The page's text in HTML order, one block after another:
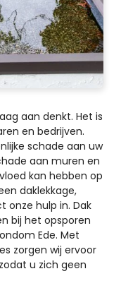
aan denkt. Het is
en bedrijven.
schade aan uw
aan muren en
kan hebben op
daklekkage,
onze hulp in. Dak
bij het opsporen
Ede. Met
zorgen wij ervoor
u zich geen